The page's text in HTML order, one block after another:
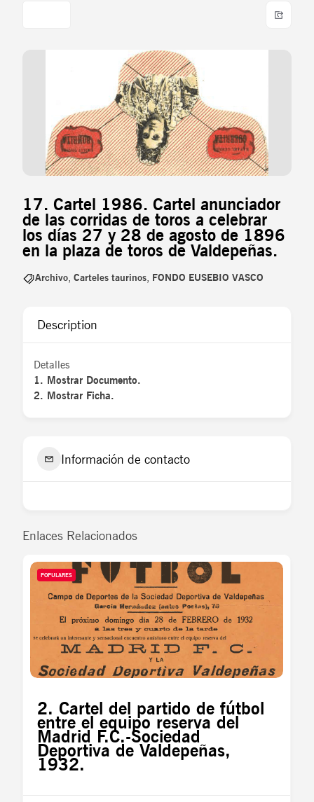
17. Cartel 1986. Cartel anunciador
de las corridas de toros a celebrar
los días 27 y 28 de agosto de 1896
en la plaza de toros de Valdepeñas.
Archivo ,Carteles taurinos FONDO EUSEBIO VASCO
Description
Detalles
1. Mostrar Documento.
2. Mostrar Ficha.
Información de contacto
Enlaces Relacionados
POPULARES
2. Cartel del partido de fútbol
entre el equipo reserva del
Madrid F.C.-Sociedad
Deportiva de Valdepeñas,
1932.